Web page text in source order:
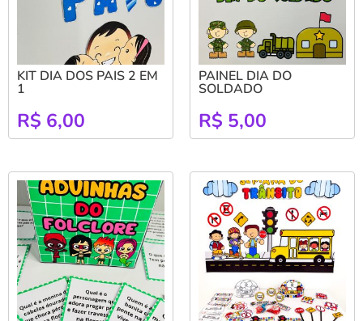
KIT DIA DOS PAIS 2 EM
1
R$ 6,00
PAINEL DIA DO
SOLDADO
R$ 5,00